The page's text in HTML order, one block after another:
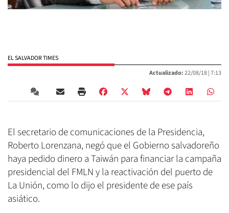
EL SALVADOR TIMES
Actualizado:22/08/18 |7:13
El secretario de comunicaciones de la Presidencia,
Roberto Lorenzana, negó que el Gobierno salvadoreño
haya pedido dinero a Taiwán para financiar la campaña
presidencial del FMLN y la reactivación del puerto de
La Unión, como lo dijo el presidente de ese país
asiático.